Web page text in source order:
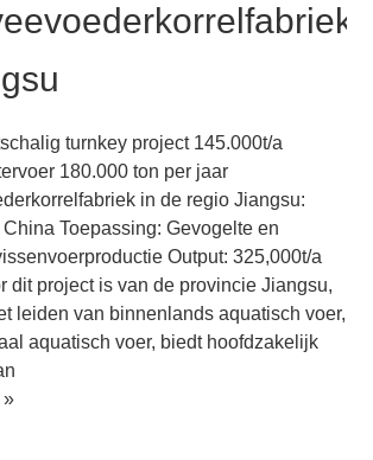
turnkey project 145.000t/a
180.000 ton per jaar
in de regio Jiangsu:
Toepassing: Gevogelte en
Output: 325,000t/a
dit project is van de provincie Jiangsu,
leiden van binnenlands aquatisch voer,
aquatisch voer, biedt hoofdzakelijk
»